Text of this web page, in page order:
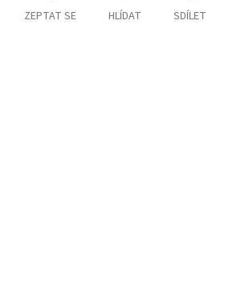
ZEPTAT SE HLÍDAT SDÍLET